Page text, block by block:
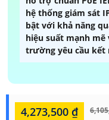
hệ thống giám sát
bật với khả năng
hiệu suất mạnh
trường yêu cầu kết
4,273,500 ₫